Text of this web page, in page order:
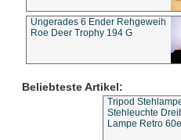
Ungerades 6 Ender Rehgeweih
Roe Deer Trophy 194 G
Beliebteste Artikel:
Tripod
Stehleuchte
Lampe Retro